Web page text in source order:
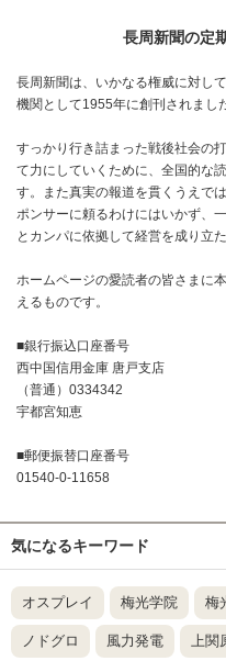
長周新聞の定
長周新聞は、いかなる権威に対し
機関として1955年に創刊されまし
すっかり行き詰まった戦後社会の
て力にしていくために、全国的な
す。また真実の報道を貫くうえで
ポンサーに頼るわけにはいかず、
とカンパに依拠して経営を成り立
ホームページの愛読者の皆さまに
えるものです。
■銀行振込口座番号
西中国信用金庫 唐戸支店
（普通）0334342
宇都宮知恵
■郵便振替口座番号
01540-0-11658
気になるキーワード
オスプレイ 梅光学院 梅
ノドグロ 風力発電 上関